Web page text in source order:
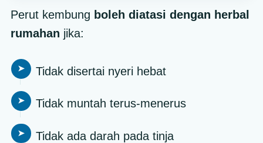
Perut kembung boleh diatasi dengan herbal
rumahan jika:
Tidak disertai nyeri hebat
Tidak muntah terus-menerus
Tidak ada darah pada tinja